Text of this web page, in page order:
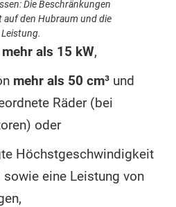
Die Beschränkungen
auf den Hubraum und die
Leistung.
mehr als 15 kW,
mehr als 50 cm³ und
Räder (bei
oder
Höchstgeschwindigkeit
sowie eine Leistung von